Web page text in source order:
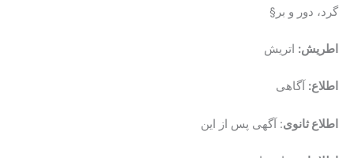
گرد، دور و بر§
اطریش: اتریش
اطلاع: آگاهی
اطلاع ثانوی: آگهی پس از این